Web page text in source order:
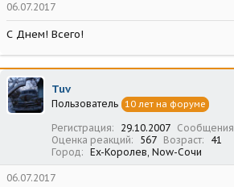
06.07.2017
С Днем! Всего!
Tuv
Пользователь 10 лет на форуме
Регистрация 29.10.2007 Сообщения
Оценка реакций
567 Возраст
41
Город
Ex-Королев, Now-Сочи
06.07.2017